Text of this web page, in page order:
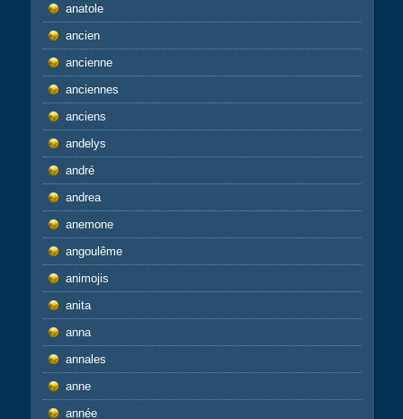
anatole
ancien
ancienne
anciennes
anciens
andelys
andré
andrea
anemone
angoulême
animojis
anita
anna
annales
anne
année